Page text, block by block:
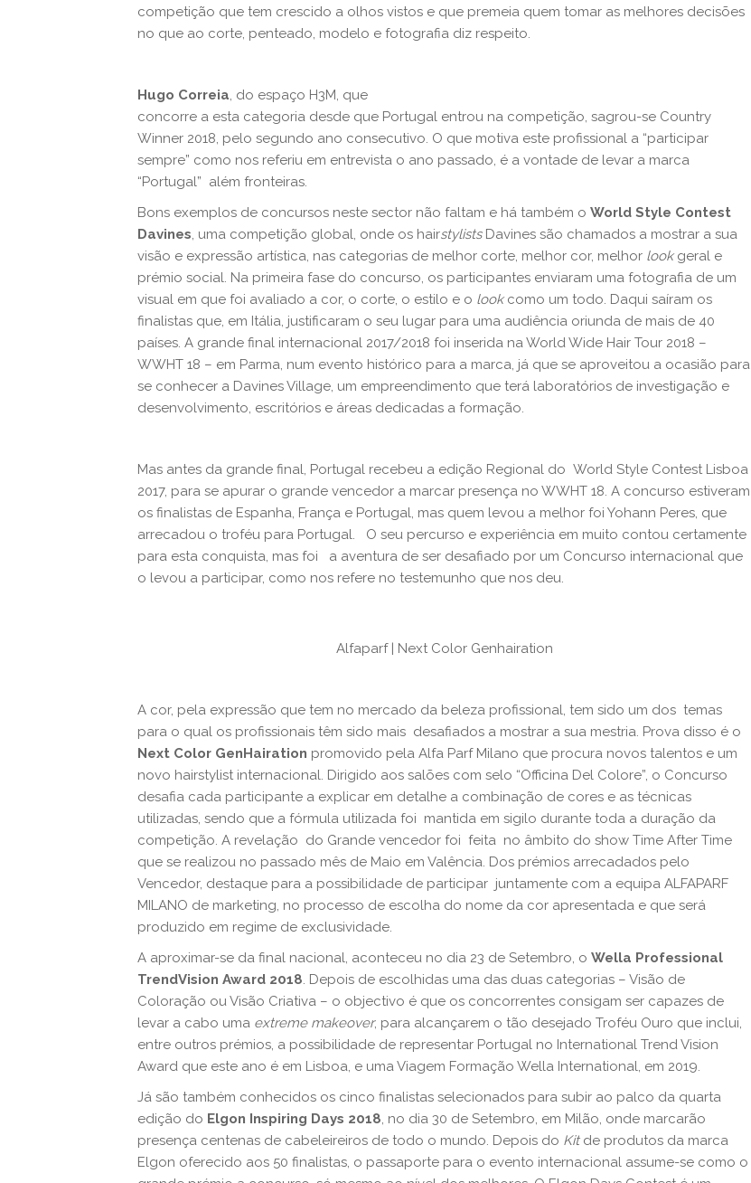
competição que tem crescido a olhos vistos e que premeia quem tomar as melhores decisões
no que ao corte, penteado, modelo e fotografia diz respeito.
Hugo Correia, do espaço H3M, que
concorre a esta categoria desde que Portugal entrou na competição, sagrou-se Country
Winner 2018, pelo segundo ano consecutivo. O que motiva este profissional a “participar
sempre” como nos referiu em entrevista o ano passado, é a vontade de levar a marca
“Portugal” além fronteiras.
Bons exemplos de concursos neste sector não faltam e há também o World Style Contest
Davines, uma competição global, onde os hairstylistsDavines são chamados a mostrar a sua
visão e expressão artística, nas categorias de melhor corte, melhor cor, melhor lookgeral e
prémio social. Na primeira fase do concurso, os participantes enviaram uma fotografia de um
visual em que foi avaliado a cor, o corte, o estilo e o lookcomo um todo. Daqui saíram os
finalistas que, em Itália, justificaram o seu lugar para uma audiência oriunda de mais de 40
países. A grande final internacional 2017/2018 foi inserida na World Wide Hair Tour 2018 –
WWHT 18 – em Parma, num evento histórico para a marca, já que se aproveitou a ocasião para
se conhecer a Davines Village, um empreendimento que terá laboratórios de investigação e
desenvolvimento, escritórios e áreas dedicadas a formação.
Mas antes da grande final, Portugal recebeu a edição Regional do World Style Contest Lisboa
2017, para se apurar o grande vencedor a marcar presença no WWHT 18. A concurso estiveram
os finalistas de Espanha, França e Portugal, mas quem levou a melhor foi Yohann Peres, que
arrecadou o troféu para Portugal. O seu percurso e experiência em muito contou certamente
para esta conquista, mas foi a aventura de ser desafiado por um Concurso internacional que
o levou a participar, como nos refere no testemunho que nos deu.
Alfaparf | Next Color Genhairation
A cor, pela expressão que tem no mercado da beleza profissional, tem sido um dos temas
para o qual os profissionais têm sido mais desafiados a mostrar a sua mestria. Prova disso é o
Next Color GenHairation promovido pela Alfa Parf Milano que procura novos talentos e um
novo hairstylist internacional. Dirigido aos salões com selo “Officina Del Colore”, o Concurso
desafia cada participante a explicar em detalhe a combinação de cores e as técnicas
utilizadas, sendo que a fórmula utilizada foi mantida em sigilo durante toda a duração da
competição. A revelação do Grande vencedor foi feita no âmbito do show Time After Time
que se realizou no passado mês de Maio em Valência. Dos prémios arrecadados pelo
Vencedor, destaque para a possibilidade de participar juntamente com a equipa ALFAPARF
MILANO de marketing, no processo de escolha do nome da cor apresentada e que será
produzido em regime de exclusividade.
A aproximar-se da final nacional, aconteceu no dia 23 de Setembro, o Wella Professional
TrendVision Award 2018. Depois de escolhidas uma das duas categorias – Visão de
Coloração ou Visão Criativa – o objectivo é que os concorrentes consigam ser capazes de
levar a cabo uma extreme makeover, para alcançarem o tão desejado Troféu Ouro que inclui,
entre outros prémios, a possibilidade de representar Portugal no International Trend Vision
Award que este ano é em Lisboa, e uma Viagem Formação Wella International, em 2019.
Já são também conhecidos os cinco finalistas selecionados para subir ao palco da quarta
edição do Elgon Inspiring Days 2018, no dia 30 de Setembro, em Milão, onde marcarão
presença centenas de cabeleireiros de todo o mundo. Depois do Kitde produtos da marca
Elgon oferecido aos 50 finalistas, o passaporte para o evento internacional assume-se como o